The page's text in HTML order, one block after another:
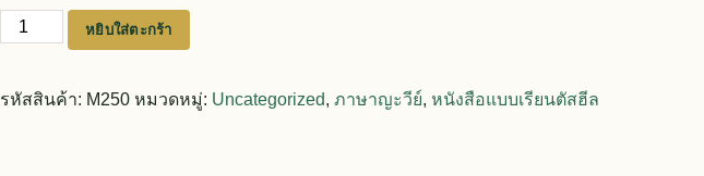
จำนวน แบบเรียนตัสฮีล ภาษายาวี ชั้นปีที่ 5 ชิ้น
หยิบใส่ตะกร้า
รหัสสินค้า: M250 หมวดหมู่: Uncategorized, ภาษาญะวีย์, หนังสือแบบเรียนตัสฮีล